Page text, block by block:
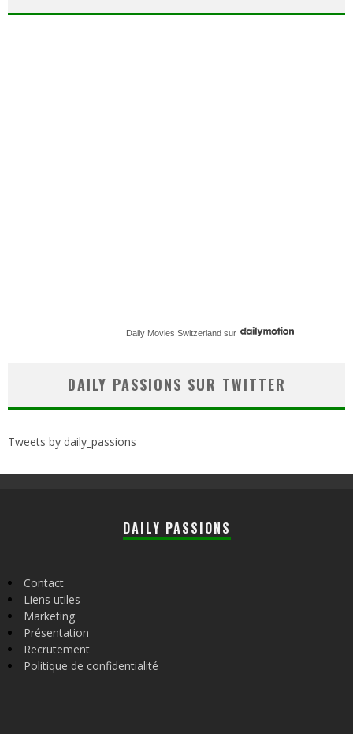
Daily Movies Switzerland sur
DAILY PASSIONS SUR TWITTER
Tweets by daily_passions
DAILY PASSIONS
Contact
Liens utiles
Marketing
Présentation
Recrutement
Politique de confidentialité